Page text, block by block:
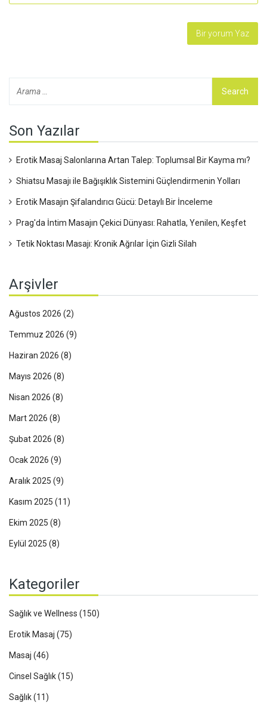
Son Yazılar
Erotik Masaj Salonlarına Artan Talep: Toplumsal Bir Kayma mı?
Shiatsu Masajı ile Bağışıklık Sistemini Güçlendirmenin Yolları
Erotik Masajın Şifalandırıcı Gücü: Detaylı Bir İnceleme
Prag'da İntim Masajın Çekici Dünyası: Rahatla, Yenilen, Keşfet
Tetik Noktası Masajı: Kronik Ağrılar İçin Gizli Silah
Arşivler
Ağustos 2026 (2)
Temmuz 2026 (9)
Haziran 2026 (8)
Mayıs 2026 (8)
Nisan 2026 (8)
Mart 2026 (8)
Şubat 2026 (8)
Ocak 2026 (9)
Aralık 2025 (9)
Kasım 2025 (11)
Ekim 2025 (8)
Eylül 2025 (8)
Kategoriler
Sağlık ve Wellness (150)
Erotik Masaj (75)
Masaj (46)
Cinsel Sağlık(15)
Sağlık(11)